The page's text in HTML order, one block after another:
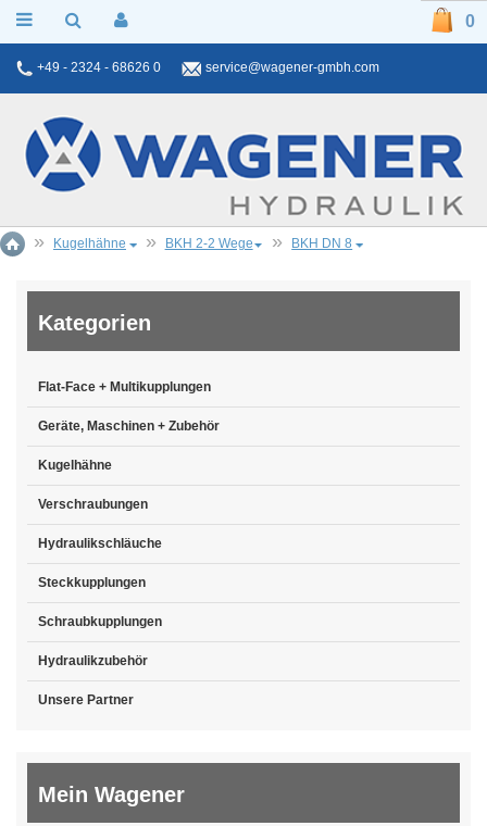
+49 - 2324 - 68626 0 service@wagener-gmbh.com
0
Kugelhähne BKH 2-2 Wege BKH DN 8
Kategorien
Flat-Face + Multikupplungen
Geräte, Maschinen + Zubehör
Kugelhähne
Verschraubungen
Hydraulikschläuche
Steckkupplungen
Schraubkupplungen
Hydraulikzubehör
Unsere Partner
Mein Wagener